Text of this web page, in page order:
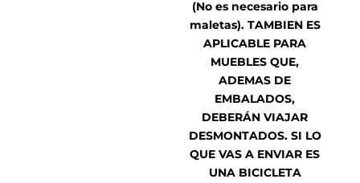
(No es necesario para
maletas). TAMBIEN ES
APLICABLE PARA
MUEBLES QUE,
ADEMAS DE
EMBALADOS,
DEBERÁN VIAJAR
DESMONTADOS. SI LO
QUE VAS A ENVIAR ES
UNA BICICLETA